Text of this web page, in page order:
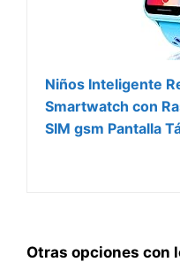
Niños Inteligente
Smartwatch con
SIM gsm Pantalla
Otras opciones con